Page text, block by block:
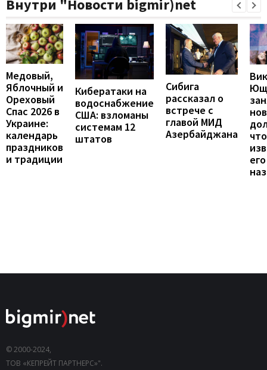
Внутри "Новости bigmir)net
Медовый,
Яблочный и
Ореховый
Спас 2026 в
Украине:
календарь
праздников
и традиции
Кибератаки на
водоснабжение
США: взломаны
системам 12
штатов
Сибига
рассказал о
встрече с
главой МИД
Азербайджана
что
его
© 2000-2024,
ТОВ «КЕПРЕЙТ ПАРТНЕРС»".